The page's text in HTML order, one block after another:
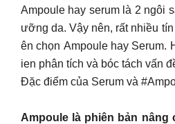
Ampoule hay serum là 2 ngôi
ưỡng da. Vậy nên, rất nhiều
ên chọn Ampoule hay Serum.
ien phân tích và bóc tách vấn
Đặc điểm của Serum và
Ampoule là phiên bản nâng